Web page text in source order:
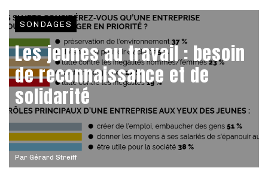
Par Gérard Streiff
SONDAGES
Les jeunes au travail : besoin
de reconnaissance et de
solidarité